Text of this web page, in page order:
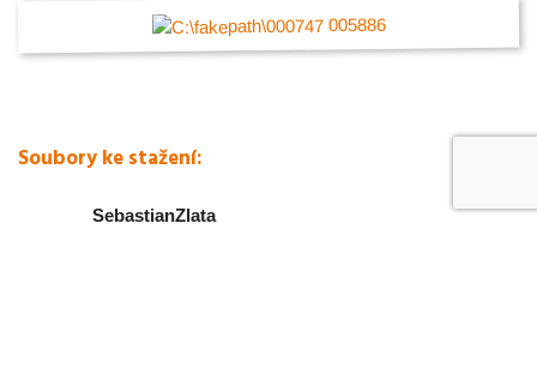
Soubory ke stažení:
SebastianZlata